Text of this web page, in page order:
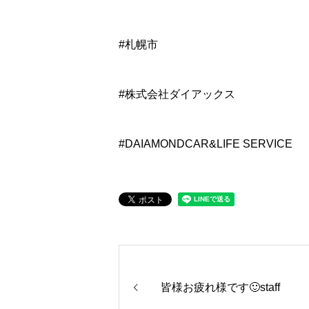
#札幌市
#株式会社ダイアックス
#DAIAMONDCAR&LIFE SERVICE
皆様お疲れ様です🙂staff